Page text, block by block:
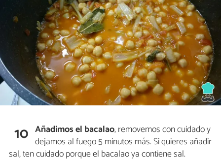
10 Añadimos el bacalao, removemos con cuidado y
dejamos al fuego 5 minutos más. Si quieres añadir
sal, ten cuidado porque el bacalao ya contiene sal.